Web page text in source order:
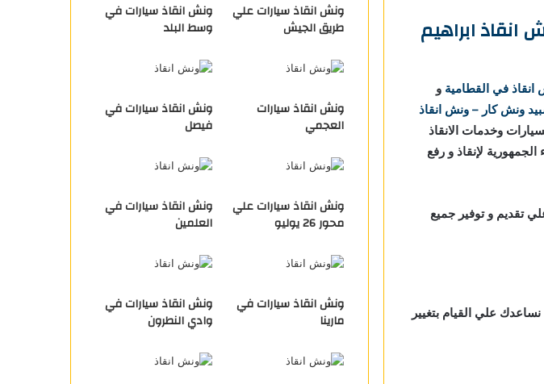
ابراهيم
في القطامية و
ونش كار – ونش انقاذ
أنقاذ السيارات وخدمات الانقاذ
لإنقاذ و رفع
تقديم و توفير جميع
علي القيام بتغيير
ونش انقاذ سيارات علي
طريق الجيش
ونش انقاذ سيارات في
وسط البلد
ونش انقاذ سيارات
العجمي
ونش انقاذ سيارات في
فيصل
ونش انقاذ سيارات علي
محور 26 يوليو
ونش انقاذ سيارات في
العلمين
ونش انقاذ سيارات في
مارينا
ونش انقاذ سيارات في
وادي النطرون